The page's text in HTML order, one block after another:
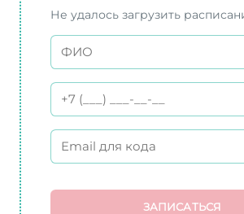
Не удалось загрузить
ЗАПИСАТЬСЯ